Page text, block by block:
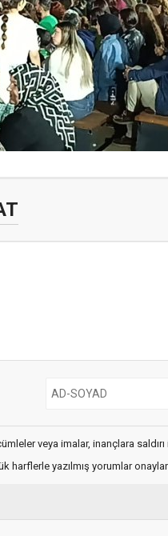
veya imalar, inançlara
harflerle yazılmış yorumlar